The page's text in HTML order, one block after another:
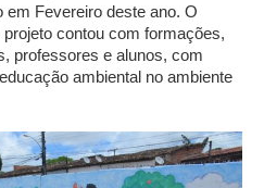
Fevereiro deste ano. O
contou com formações,
professores e alunos, com
ambiental no ambiente